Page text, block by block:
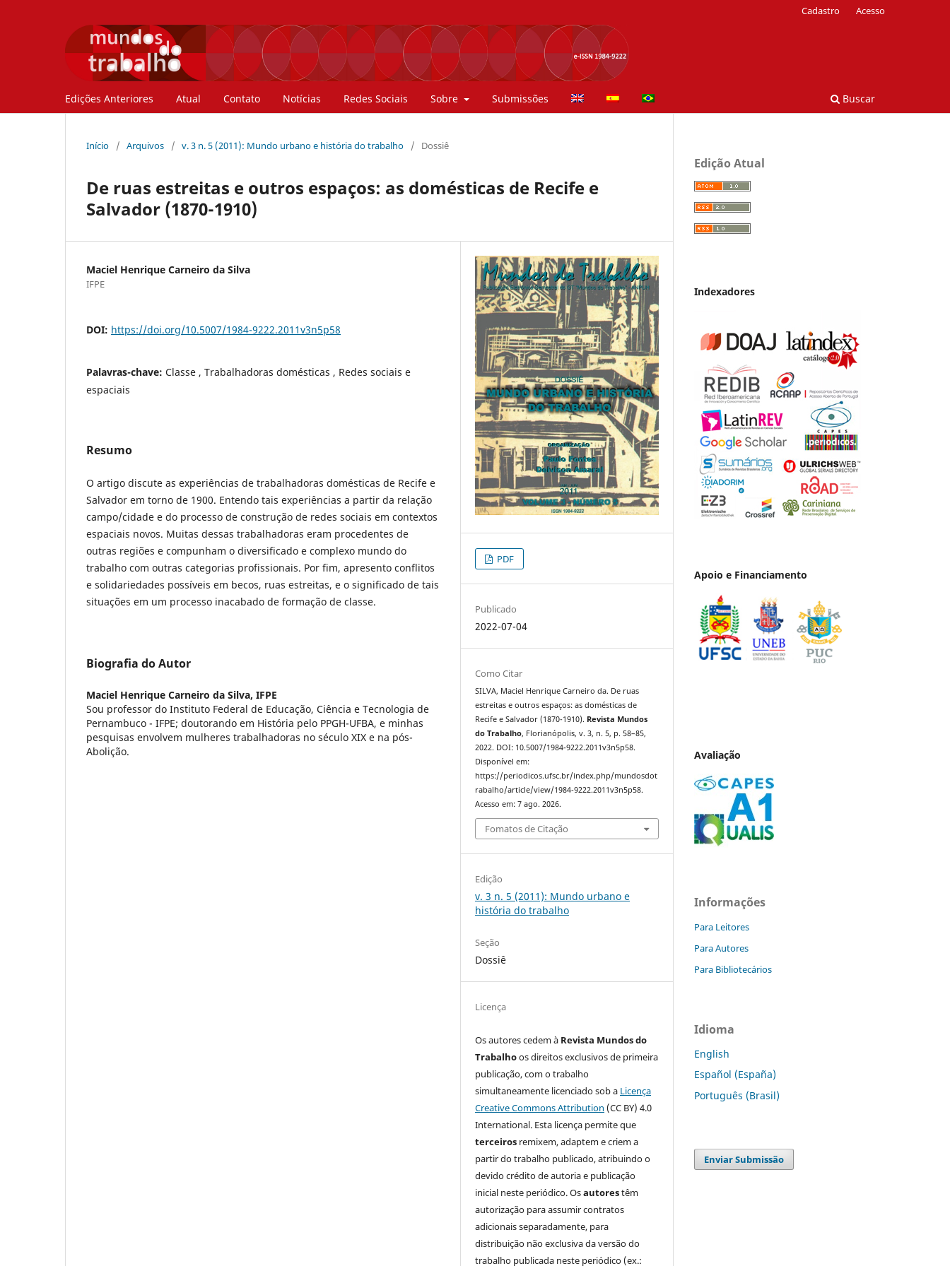
Edições Anteriores Atual Contato Notícias Redes Sociais Sobre Submissões Buscar
Cadastro Acesso
Início / Arquivos / v. 3 n. 5 (2011): Mundo urbano e história do trabalho / Dossiê
De ruas estreitas e outros espaços: as domésticas de Recife e
Salvador (1870-1910)
Maciel Henrique Carneiro da Silva
IFPE
DOI: https://doi.org/10.5007/1984-9222.2011v3n5p58
Palavras-chave: Classe , Trabalhadoras domésticas , Redes sociais e
espaciais
Resumo
O artigo discute as experiências de trabalhadoras domésticas de Recife e
Salvador em torno de 1900. Entendo tais experiências a partir da relação
campo/cidade e do processo de construção de redes sociais em contextos
espaciais novos. Muitas dessas trabalhadoras eram procedentes de
outras regiões e compunham o diversificado e complexo mundo do
trabalho com outras categorias profissionais. Por fim, apresento conflitos
e solidariedades possíveis em becos, ruas estreitas, e o significado de tais
situações em um processo inacabado de formação de classe.
Biografia do Autor
Maciel Henrique Carneiro da Silva, IFPE
Sou professor do Instituto Federal de Educação, Ciência e Tecnologia de
Pernambuco - IFPE; doutorando em História pelo PPGH-UFBA, e minhas
pesquisas envolvem mulheres trabalhadoras no século XIX e na pós-
Abolição.
PDF
Publicado
2022-07-04
Como Citar
SILVA, Maciel Henrique Carneiro da. De ruas
estreitas e outros espaços: as domésticas de
Recife e Salvador (1870-1910). Revista Mundos
do Trabalho, Florianópolis, v. 3, n. 5, p. 58–85,
2022. DOI: 10.5007/1984-9222.2011v3n5p58.
Disponível em:
https://periodicos.ufsc.br/index.php/mundosdot
rabalho/article/view/1984-9222.2011v3n5p58.
Acesso em: 7 ago. 2026.
Fomatos de Citação
Edição
v. 3 n. 5 (2011): Mundo urbano e
história do trabalho
Seção
Dossiê
Licença
Os autores cedem à Revista Mundos do
Trabalhoos direitos exclusivos de primeira
publicação, com o trabalho
simultaneamente licenciado sob a Licença
Creative Commons Attribution (CC BY) 4.0
International. Esta licença permite que
terceiros remixem, adaptem e criem a
partir do trabalho publicado, atribuindo o
devido crédito de autoria e publicação
inicial neste periódico. Osautorestêm
autorização para assumir contratos
adicionais separadamente, para
distribuição não exclusiva da versão do
trabalho publicada neste periódico (ex.:
Edição Atual
Indexadores
Apoio e Financiamento
Avaliação
Informações
Para Leitores
Para Autores
Para Bibliotecários
Idioma
English
Español (España)
Português (Brasil)
Enviar Submissão